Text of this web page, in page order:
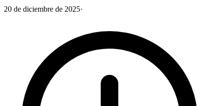
20 de diciembre de 2025·